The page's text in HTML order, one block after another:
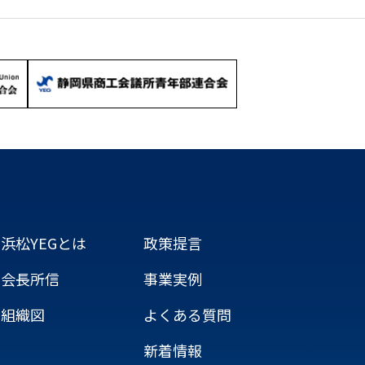
浜松YEGとは
会長所信
組織図
政策提言
事業実例
よくある質問
新着情報